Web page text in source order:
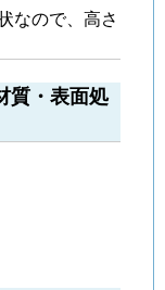
なので、高さ
質・表面処